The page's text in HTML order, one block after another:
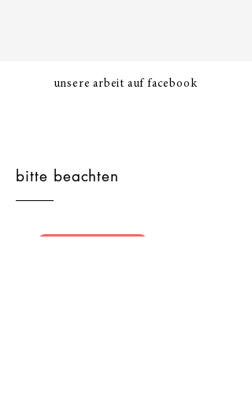
unsere arbeit auf facebook
bitte beachten
impressum